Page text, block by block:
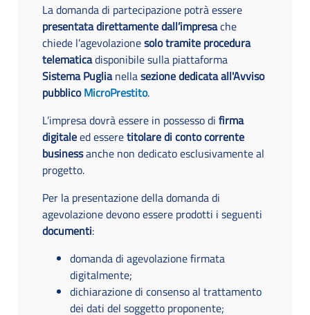
La domanda di partecipazione potrà essere
presentata direttamente dall’impresache
chiede l’agevolazionesolo tramite procedura
telematicadisponibile sulla piattaforma
Sistema Puglianellasezione dedicata all'Avviso
pubblicoMicroPrestito.
L’impresa dovrà essere in possesso di firma
digitaleed esseretitolare di conto corrente
businessanche non dedicato esclusivamente al
progetto.
Per la presentazione della domanda di
agevolazione devono essere prodotti i seguenti
documenti:
domanda di agevolazione firmata
digitalmente;
dichiarazione di consenso al trattamento
dei dati del soggetto proponente;